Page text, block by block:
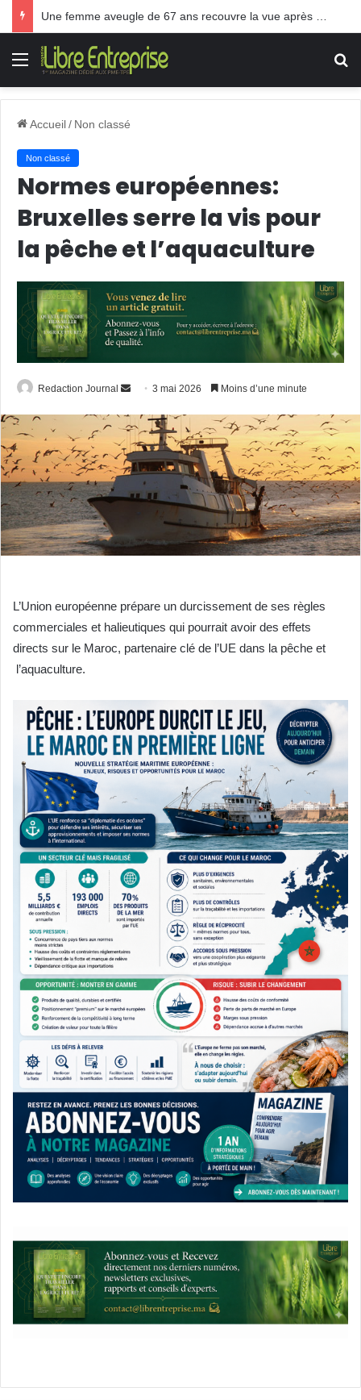
Menu
Accueil/ Non classé
Non classé
Normes européennes:
Bruxelles serre la vis pour
la pêche et l’aquaculture
Redaction Journal
Envoyer
courriel
3 mai 2026 Moins d’une minute
L’Union européenne prépare un durcissement de ses règles
commerciales et halieutiques qui pourrait avoir des effets
directs sur le Maroc, partenaire clé de l’UE dans la pêche et
l’aquaculture.